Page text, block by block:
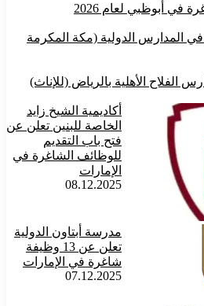
أبوظبي لعام 2026
المدارس الدولية (مكة المكرمة
الفلاح الأهلية بالرياض (للإناث)
أكاديمية الشيخ زايد
الخاصة للبنين تعلن عن
فتح باب التقديم
للوظائف الشاغرة في
الإمارات
08.12.2025
مدرسة أبتاون الدولية
تعلن عن 13 وظيفة
شاغرة في الإمارات
07.12.2025